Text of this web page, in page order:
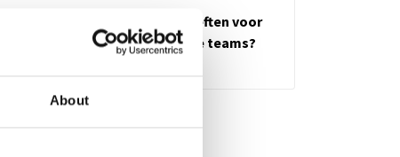
About
Wat zijn de belangrijkste behoeften voor
het creëren van veilig gehechte teams?